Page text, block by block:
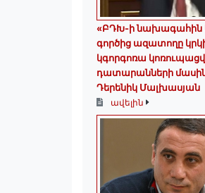
«ԲԴԽ-ի նախագահին
գործից ազատողը
կգորգոռա
դատարանների
Դերենիկ Մալխասյան
ավելին